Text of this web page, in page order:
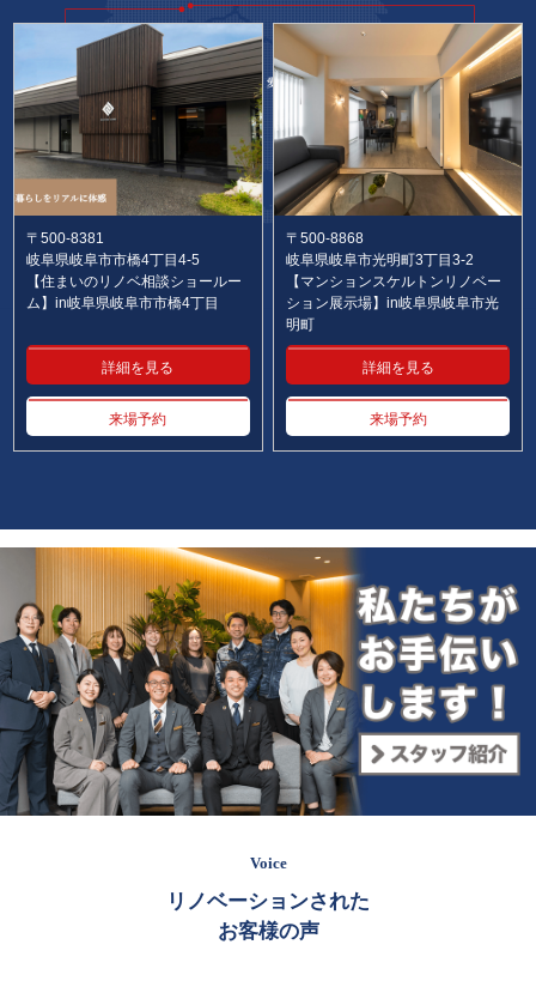
〒500-8381
岐阜県岐阜市市橋4丁目4-5
【住まいのリノベ相談ショールー
ム】in岐阜県岐阜市市橋4丁目
詳細を見る
来場予約
〒500-8868
岐阜県岐阜市光明町3丁目3-2
【マンションスケルトンリノベー
ション展示場】in岐阜県岐阜市光
明町
詳細を見る
来場予約
Voice
リノベーションされた
お客様の声